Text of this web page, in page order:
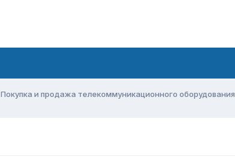
Покупка и продажа телекоммуникационного оборудования